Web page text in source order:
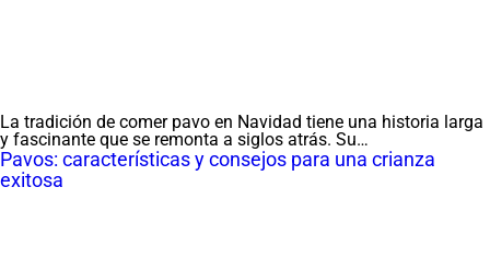
La tradición de comer pavo en Navidad tiene una historia larga
y fascinante que se remonta a siglos atrás. Su…
Pavos: características y consejos para una crianza
exitosa